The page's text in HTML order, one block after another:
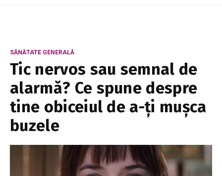
SĂNĂTATE GENERALĂ
Tic nervos sau semnal de
alarmă? Ce spune despre
tine obiceiul de a-ți mușca
buzele